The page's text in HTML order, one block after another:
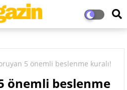
5 önemli beslenme kuralı!
önemli beslenme